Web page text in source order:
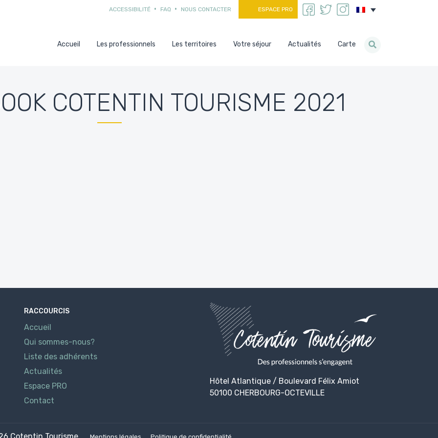
ACCESSIBILITÉ FAQ NOUS CONTACTER ESPACE PRO
Accueil Les professionnels Les territoires Votre séjour Actualités Carte
COTENTIN TOURISME 2021
RACCOURCIS
Accueil
Qui sommes-nous?
Liste des adhérents
Actualités
Espace PRO
Contact
Hôtel Atlantique / Boulevard Félix Amiot
50100 CHERBOURG-OCTEVILLE